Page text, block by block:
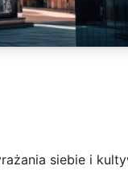
siebie i